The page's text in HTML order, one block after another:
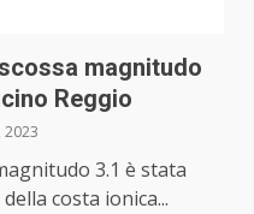
magnitudo
Reggio
2023
3.1 è stata
costa ionica...